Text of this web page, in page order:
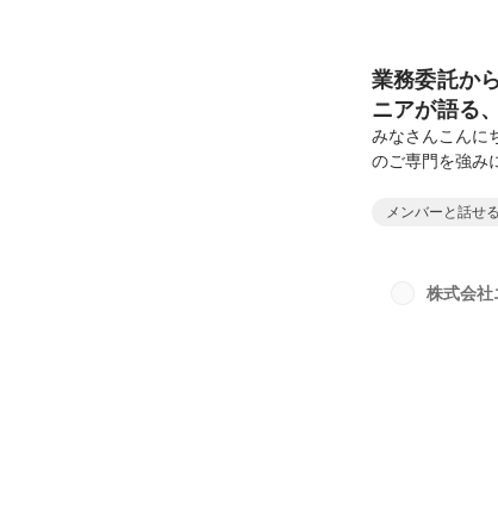
業務委託か
ニアが語る
みなさんこんに
のご専門を強み
いたので、ど
工学の知見を
メンバーと話せる
株式会社